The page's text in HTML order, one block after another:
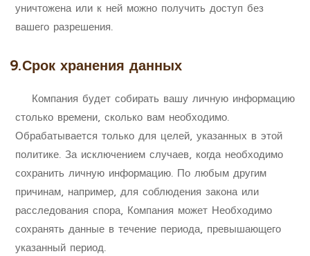
уничтожена или к ней можно получить доступ без
вашего разрешения.
9.Срок хранения данных
Компания будет собирать вашу личную информацию
столько времени, сколько вам необходимо.
Обрабатывается только для целей, указанных в этой
политике. За исключением случаев, когда необходимо
сохранить личную информацию. По любым другим
причинам, например, для соблюдения закона или
расследования спора, Компания может Необходимо
сохранять данные в течение периода, превышающего
указанный период.